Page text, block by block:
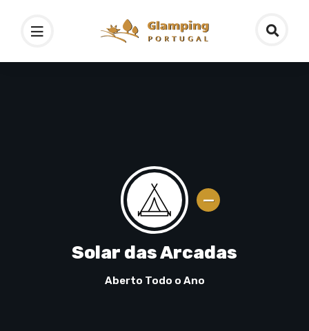
Solar das Arcadas
Aberto Todo o Ano